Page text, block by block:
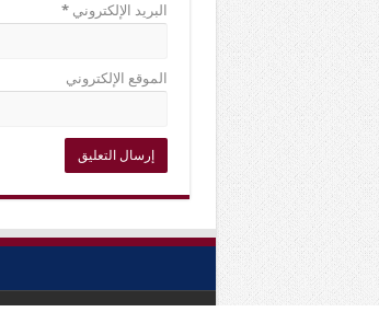
البريد الإلكتروني*
الموقع الإلكتروني